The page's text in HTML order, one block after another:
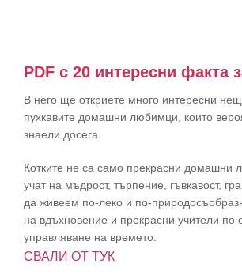
PDF с 20 интересни факта
В него ще откриете много интересни
пухкавите домашни любимци, които
знаели досега.
Котките не са само прекрасни домашни
учат на мъдрост, търпение, гъвкавост,
да живеем по-леко и по-
на вдъхновение и прекрасни учители по
управляване на времето.
СВАЛИ ОТ ТУК